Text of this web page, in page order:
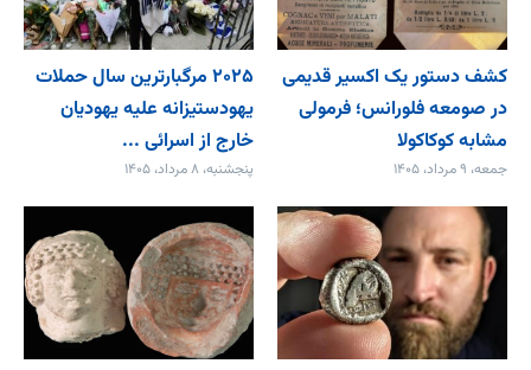
کشف دستور یک اکسیر قدیمی
در صومعه فلورانس؛ فرمولی
مشابه کوکاکولا
جمعه، ۹ مرداد، ۱۴۰۵
۲۰۲۵ مرگبارترین سال حملات
یهودستیزانه علیه یهودیان
خارج از اسرائی ...
پنجشنبه، ۸ مرداد، ۱۴۰۵